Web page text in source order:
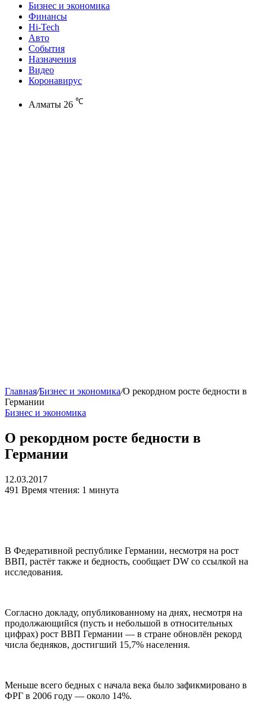
Бизнес и экономика
Финансы
Hi-Tech
Авто
События
Назначения
Видео
Коронавирус
Алматы 26 ℃
Главная/Бизнес и экономика/О рекордном росте бедности в
Германии
Бизнес и экономика
О рекордном росте бедности в
Германии
12.03.2017
491 Время чтения: 1 минута
В Федеративной республике Германии, несмотря на рост
ВВП, растёт также и бедность, сообщает DW со ссылкой на
исследования.
Согласно докладу, опубликованному на днях, несмотря на
продолжающийся (пусть и небольшой в относительных
цифрах) рост ВВП Германии — в стране обновлён рекорд
числа бедняков, достигший 15,7% населения.
Меньше всего бедных с начала века было зафикмировано в
ФРГ в 2006 году — около 14%.